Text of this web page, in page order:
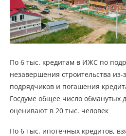
По 6 тыс. кредитам в ИЖС по
незавершения строительства из-
подрядчиков и погашения
Госдуме общее число
оценивают в 20 тыс. человек
По 6 тыс. ипотечных кредитов,